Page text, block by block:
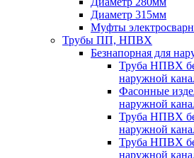
Диаметр 315мм
Муфты
Трубы ПП, НПВХ
Безнапорная для
Труба НПВХ
наружной
Фасонные
наружной
Труба НПВХ
наружной
Труба НПВХ
наружной